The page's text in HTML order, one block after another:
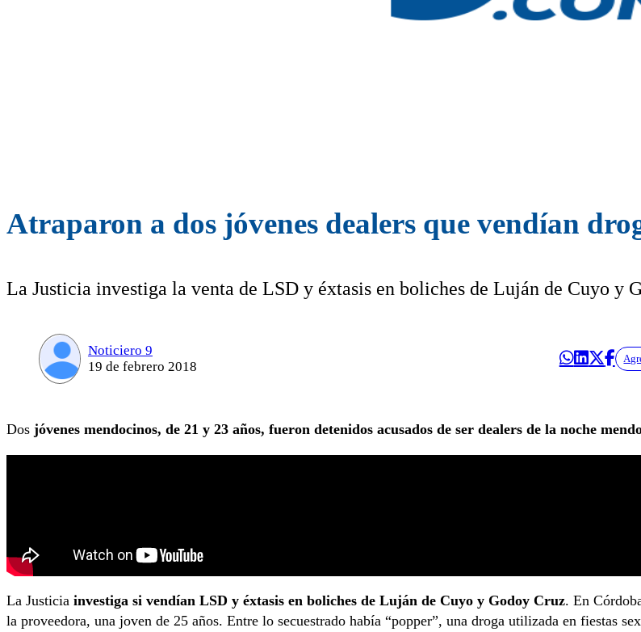
Atraparon a dos jóvenes dealers que vendían
La Justicia investiga la venta de LSD y éxtasis en boliches de Luján de Cuyo y
Noticiero 9
19 de febrero 2018
Dos jóvenes mendocinos, de 21 y 23 años, fueron detenidos acusados de ser dealers de la noche
La Justicia investiga si vendían LSD y éxtasis en boliches de Luján de Cuyo y Godoy Cruz. En
la proveedora, una joven de 25 años. Entre lo secuestrado había “popper”, una droga utilizada en fiestas